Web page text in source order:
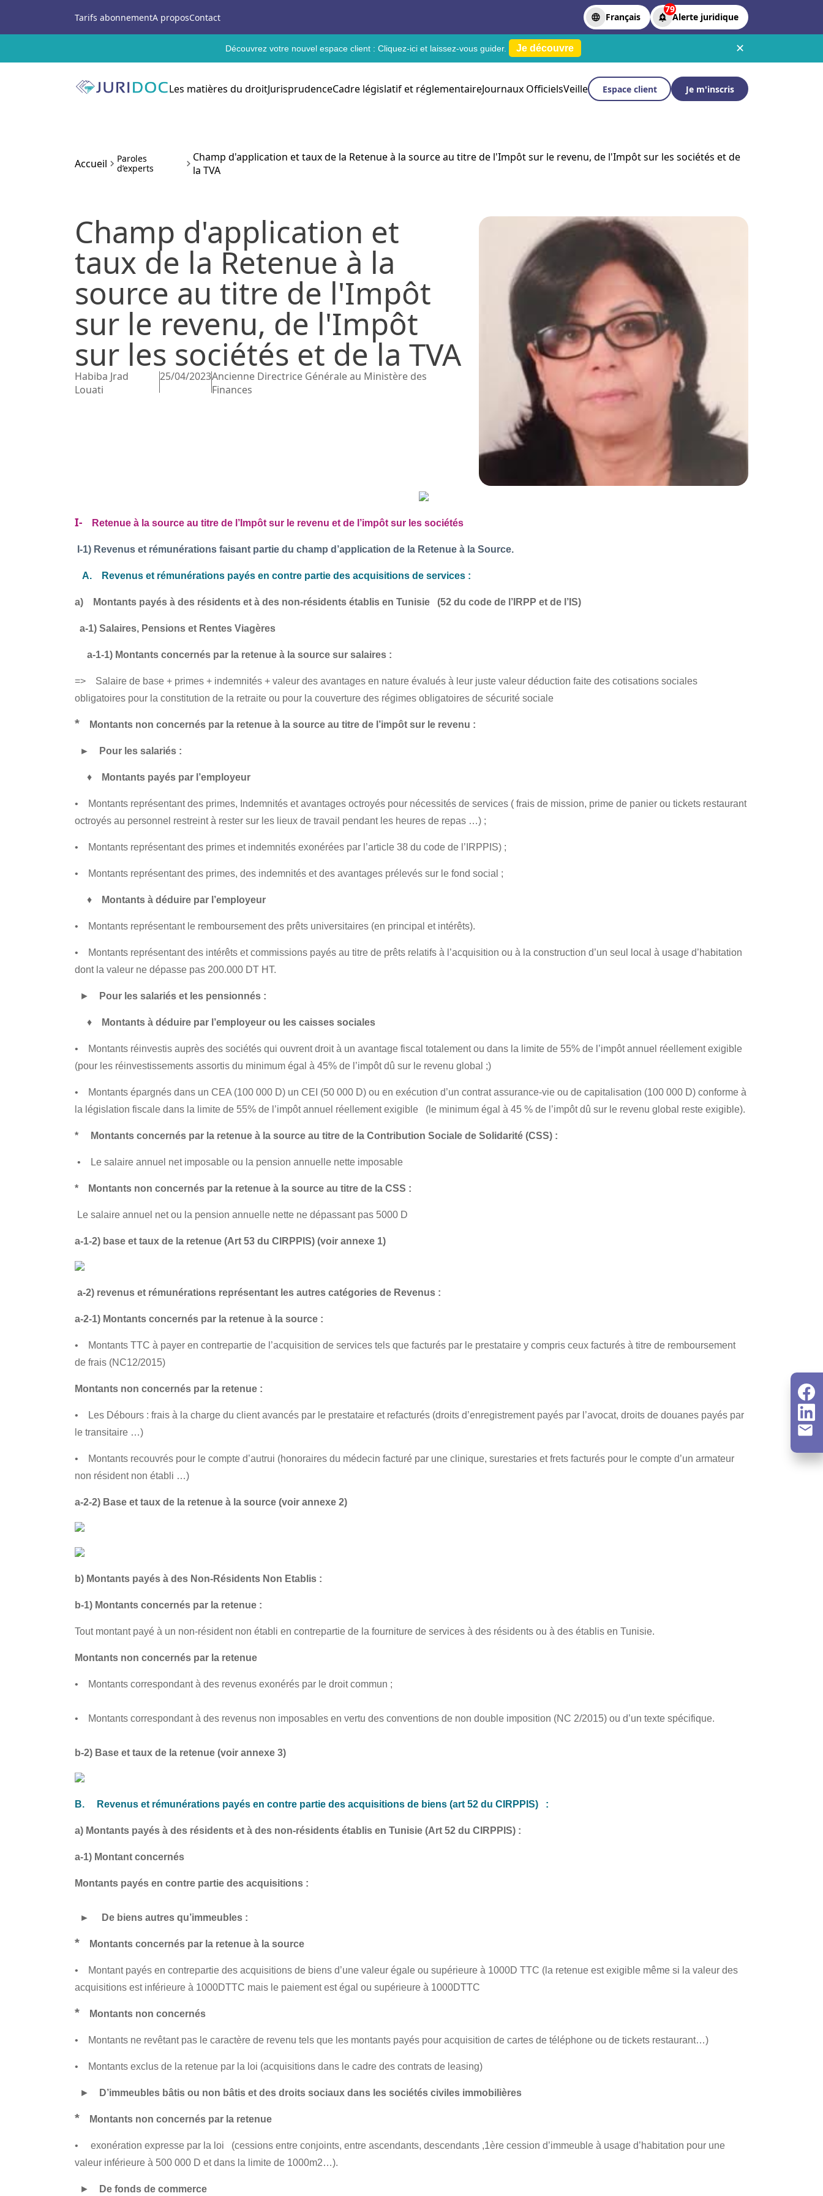
Tarifs abonnementA proposContact Français
79
Alerte juridique
Découvrez votre nouvel espace client : Cliquez-ici et laissez-vous guider. Je découvre ✕
Les matières du droitJurisprudenceCadre législatif et réglementaireJournaux OfficielsVeille Espace client Je m'inscris
Accueil
Paroles
d’experts
Champ d'application et taux de la Retenue à la source au titre de l'Impôt sur le revenu, de l'Impôt sur les sociétés et de
la TVA
Champ d'application et
taux de la Retenue à la
source au titre de l'Impôt
sur le revenu, de l'Impôt
sur les sociétés et de la TVA
Habiba Jrad
Louati
25/04/2023Ancienne Directrice Générale au Ministère des
Finances
I- Retenue à la source au titre de l’Impôt sur le revenu et de l’impôt sur les sociétés
I-1) Revenus et rémunérations faisant partie du champ d’application de la Retenue à la Source.
A. Revenus et rémunérations payés en contre partie des acquisitions de services :
a) Montants payés à des résidents et à des non-résidents établis en Tunisie (52 du code de l’IRPP et de l’IS)
a-1) Salaires, Pensions et Rentes Viagères
a-1-1) Montants concernés par la retenue à la source sur salaires :
=> Salaire de base + primes + indemnités + valeur des avantages en nature évalués à leur juste valeur déduction faite des cotisations sociales
obligatoires pour la constitution de la retraite ou pour la couverture des régimes obligatoires de sécurité sociale
* Montants non concernés par la retenue à la source au titre de l’impôt sur le revenu :
► Pour les salariés :
♦ Montants payés par l’employeur
• Montants représentant des primes, Indemnités et avantages octroyés pour nécessités de services ( frais de mission, prime de panier ou tickets restaurant
octroyés au personnel restreint à rester sur les lieux de travail pendant les heures de repas …) ;
• Montants représentant des primes et indemnités exonérées par l’article 38 du code de l’IRPPIS) ;
• Montants représentant des primes, des indemnités et des avantages prélevés sur le fond social ;
♦ Montants à déduire par l’employeur
• Montants représentant le remboursement des prêts universitaires (en principal et intérêts).
• Montants représentant des intérêts et commissions payés au titre de prêts relatifs à l’acquisition ou à la construction d’un seul local à usage d’habitation
dont la valeur ne dépasse pas 200.000 DT HT.
► Pour les salariés et les pensionnés :
♦ Montants à déduire par l’employeur ou les caisses sociales
• Montants réinvestis auprès des sociétés qui ouvrent droit à un avantage fiscal totalement ou dans la limite de 55% de l’impôt annuel réellement exigible
(pour les réinvestissements assortis du minimum égal à 45% de l’impôt dû sur le revenu global ;)
• Montants épargnés dans un CEA (100 000 D) un CEI (50 000 D) ou en exécution d’un contrat assurance-vie ou de capitalisation (100 000 D) conforme à
la législation fiscale dans la limite de 55% de l’impôt annuel réellement exigible (le minimum égal à 45 % de l’impôt dû sur le revenu global reste exigible).
* Montants concernés par la retenue à la source au titre de la Contribution Sociale de Solidarité (CSS) :
• Le salaire annuel net imposable ou la pension annuelle nette imposable
* Montants non concernés par la retenue à la source au titre de la CSS :
Le salaire annuel net ou la pension annuelle nette ne dépassant pas 5000 D
a-1-2) base et taux de la retenue (Art 53 du CIRPPIS) (voir annexe 1)
a-2) revenus et rémunérations représentant les autres catégories de Revenus :
a-2-1) Montants concernés par la retenue à la source :
• Montants TTC à payer en contrepartie de l’acquisition de services tels que facturés par le prestataire y compris ceux facturés à titre de remboursement
de frais (NC12/2015)
Montants non concernés par la retenue :
• Les Débours : frais à la charge du client avancés par le prestataire et refacturés (droits d’enregistrement payés par l’avocat, droits de douanes payés par
le transitaire …)
• Montants recouvrés pour le compte d’autrui (honoraires du médecin facturé par une clinique, surestaries et frets facturés pour le compte d’un armateur
non résident non établi …)
a-2-2) Base et taux de la retenue à la source (voir annexe 2)
b) Montants payés à des Non-Résidents Non Etablis :
b-1) Montants concernés par la retenue :
Tout montant payé à un non-résident non établi en contrepartie de la fourniture de services à des résidents ou à des établis en Tunisie.
Montants non concernés par la retenue
• Montants correspondant à des revenus exonérés par le droit commun ;
• Montants correspondant à des revenus non imposables en vertu des conventions de non double imposition (NC 2/2015) ou d’un texte spécifique.
b-2) Base et taux de la retenue (voir annexe 3)
B. Revenus et rémunérations payés en contre partie des acquisitions de biens (art 52 du CIRPPIS) :
a) Montants payés à des résidents et à des non-résidents établis en Tunisie (Art 52 du CIRPPIS) :
a-1) Montant concernés
Montants payés en contre partie des acquisitions :
► De biens autres qu’immeubles :
* Montants concernés par la retenue à la source
• Montant payés en contrepartie des acquisitions de biens d’une valeur égale ou supérieure à 1000D TTC (la retenue est exigible même si la valeur des
acquisitions est inférieure à 1000DTTC mais le paiement est égal ou supérieure à 1000DTTC
* Montants non concernés
• Montants ne revêtant pas le caractère de revenu tels que les montants payés pour acquisition de cartes de téléphone ou de tickets restaurant…)
• Montants exclus de la retenue par la loi (acquisitions dans le cadre des contrats de leasing)
► D’immeubles bâtis ou non bâtis et des droits sociaux dans les sociétés civiles immobilières
* Montants non concernés par la retenue
• exonération expresse par la loi (cessions entre conjoints, entre ascendants, descendants ,1ère cession d’immeuble à usage d’habitation pour une
valeur inférieure à 500 000 D et dans la limite de 1000m2…).
► De fonds de commerce